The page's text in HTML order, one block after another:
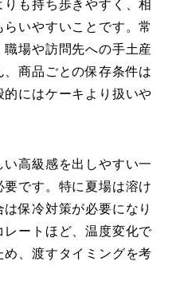
も持ち歩きやすく、相
いやすいことです。常
場や訪問先への手土産
商品ごとの保存条件は
にはケーキより扱いや
高級感を出しやすい一
です。特に夏場は溶け
保冷対策が必要になり
レートほど、温度変化で
、渡すタイミングを考